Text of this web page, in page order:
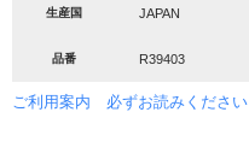
生産国 JAPAN
品番 R39403
ご利用案内 必ずお読みください